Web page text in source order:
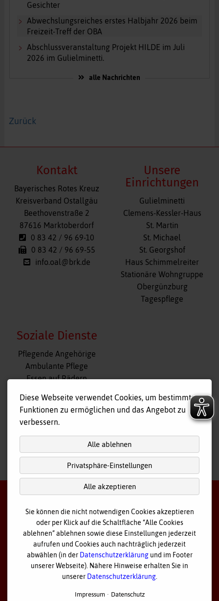
Gesichter
Abwechslungsreiches erstes Halbjahr 2026 beim
Freizeit-Treff der OBA
Abschlussveranstaltung Projekt HILDE im Juli
2026 im Gulielminetti.
alle Nachrichten
Zurück
Kontakt
Bayerisches Rotes Kreuz
Kreisverband Ostallgäu
Beethovenstraße 2
87616 Marktoberdorf
0 83 42 / 96 69-10
0 83 42 / 96 69-55
info.oal@brk.de
Unsere
Einrichtungen
Navigation
überspringen
Gulielminetti
Clemens-Kessler-Haus
St. Martin
St. Michael
St. Georgshof
Haus Schimmelreiter
Stationäre Wohngruppe
Obergünzburg
Tagespflege
Soziale Dienste
Navigation
überspringen
Pflegende Angehörige
Ambulante Pflege
Essen auf Rädern
Tagespflege
Hausnotruf
nach oben
2026 Bayerisches Rotes Kreuz - Kreisverband Ostallgäu
Datenschutz
Cookie Einstellungen
Diese Webseite verwendet Cookies, um bestimmte
Funktionen zu ermöglichen und das Angebot zu
verbessern.
Alle ablehnen
Privatsphäre-Einstellungen
Alle akzeptieren
Sie können die nicht notwendigen Cookies akzeptieren
oder per Klick auf die Schaltfläche “Alle Cookies
ablehnen” ablehnen sowie diese Einstellungen jederzeit
aufrufen und Cookies auch nachträglich jederzeit
abwählen (in der Datenschutzerklärungund im Footer
unserer Webseite). Nähere Hinweise erhalten Sie in
unserer Datenschutzerklärung.
Impressum Datenschutz